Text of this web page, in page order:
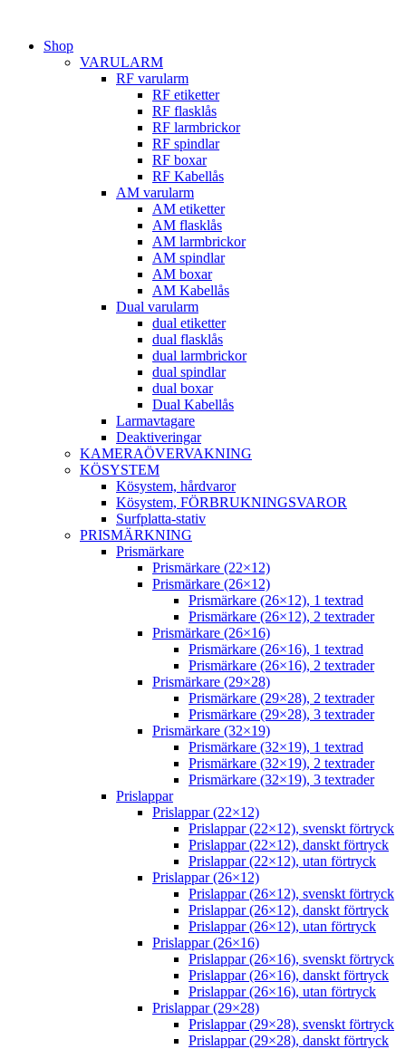
innehållShop
VARULARM
RF varularm
RF etiketter
RF flasklås
RF larmbrickor
RF spindlar
RF boxar
RF Kabellås
AM varularm
AM etiketter
AM flasklås
AM larmbrickor
AM spindlar
AM boxar
AM Kabellås
Dual varularm
dual etiketter
dual flasklås
dual larmbrickor
dual spindlar
dual boxar
Dual Kabellås
Larmavtagare
Deaktiveringar
KAMERAÖVERVAKNING
KÖSYSTEM
Kösystem, hårdvaror
Kösystem, FÖRBRUKNINGSVAROR
Surfplatta-stativ
PRISMÄRKNING
Prismärkare
Prismärkare (22×12)
Prismärkare (26×12)
Prismärkare (26×12), 1 textrad
Prismärkare (26×12), 2 textrader
Prismärkare (26×16)
Prismärkare (26×16), 1 textrad
Prismärkare (26×16), 2 textrader
Prismärkare (29×28)
Prismärkare (29×28), 2 textrader
Prismärkare (29×28), 3 textrader
Prismärkare (32×19)
Prismärkare (32×19), 1 textrad
Prismärkare (32×19), 2 textrader
Prismärkare (32×19), 3 textrader
Prislappar
Prislappar (22×12)
Prislappar (22×12), svenskt förtryck
Prislappar (22×12), danskt förtryck
Prislappar (22×12), utan förtryck
Prislappar (26×12)
Prislappar (26×12), svenskt förtryck
Prislappar (26×12), danskt förtryck
Prislappar (26×12), utan förtryck
Prislappar (26×16)
Prislappar (26×16), svenskt förtryck
Prislappar (26×16), danskt förtryck
Prislappar (26×16), utan förtryck
Prislappar (29×28)
Prislappar (29×28), svenskt förtryck
Prislappar (29×28), danskt förtryck